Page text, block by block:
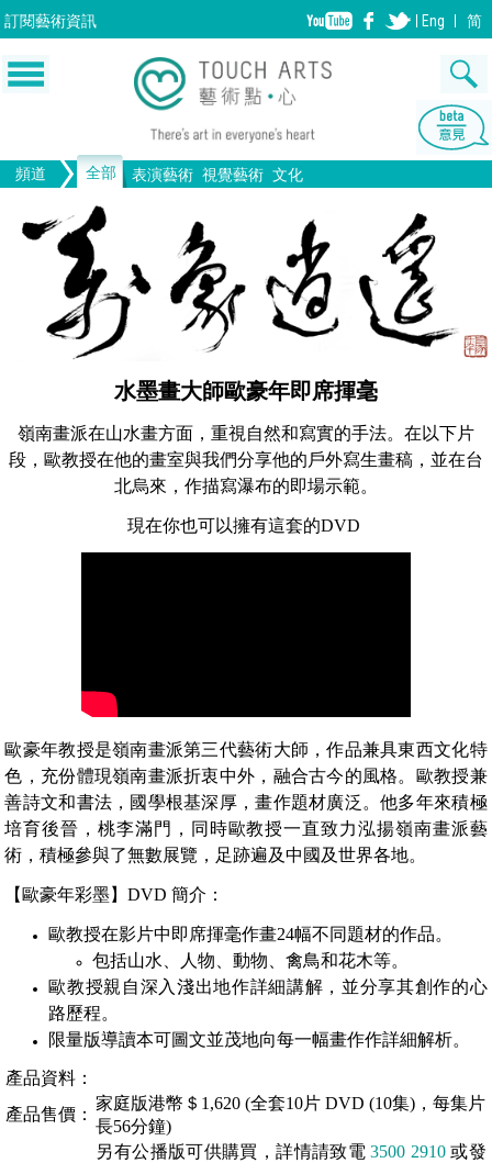
訂閱藝術資訊 Eng 简
頻道 全部 表演藝術 視覺藝術 文化
音樂
歌劇/音樂劇
中國戲曲
電影
全部表演藝術
繪畫
手工藝
雕塑 陶瓷
攝影
裝置
建築 全部視覺藝術
生活 全部文化
水墨畫大師歐豪年即席揮毫
嶺南畫派在山水畫方面，重視自然和寫實的手法。在以下片
段，歐教授在他的畫室與我們分享他的戶外寫生畫稿，並在台
北烏來，作描寫瀑布的即場示範。
現在你也可以擁有這套的DVD
歐豪年教授是嶺南畫派第三代藝術大師，作品兼具東西文化特
色，充份體現嶺南畫派折衷中外，融合古今的風格。歐教授兼
善詩文和書法，國學根基深厚，畫作題材廣泛。他多年來積極
培育後晉，桃李滿門，同時歐教授一直致力泓揚嶺南畫派藝
術，積極參與了無數展覽，足跡遍及中國及世界各地。
【歐豪年彩墨】DVD 簡介：
歐教授在影片中即席揮毫作畫24幅不同題材的作品。
包括山水、人物、動物、禽鳥和花木等。
歐教授親自深入淺出地作詳細講解，並分享其創作的心
路歷程。
限量版導讀本可圖文並茂地向每一幅畫作作詳細解析。
產品資料：
產品售價：
家庭版港幣＄1,620 (全套10片 DVD (10集)，每集片
長56分鐘)
另有公播版可供購買，詳情請致電3500 2910或發